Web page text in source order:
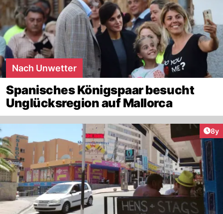
Nach Unwetter
Spanisches Königspaar besucht
Unglücksregion auf Mallorca
8y